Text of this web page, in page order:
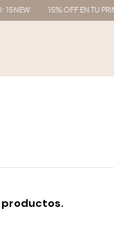
15NEW 15% OFF EN TU